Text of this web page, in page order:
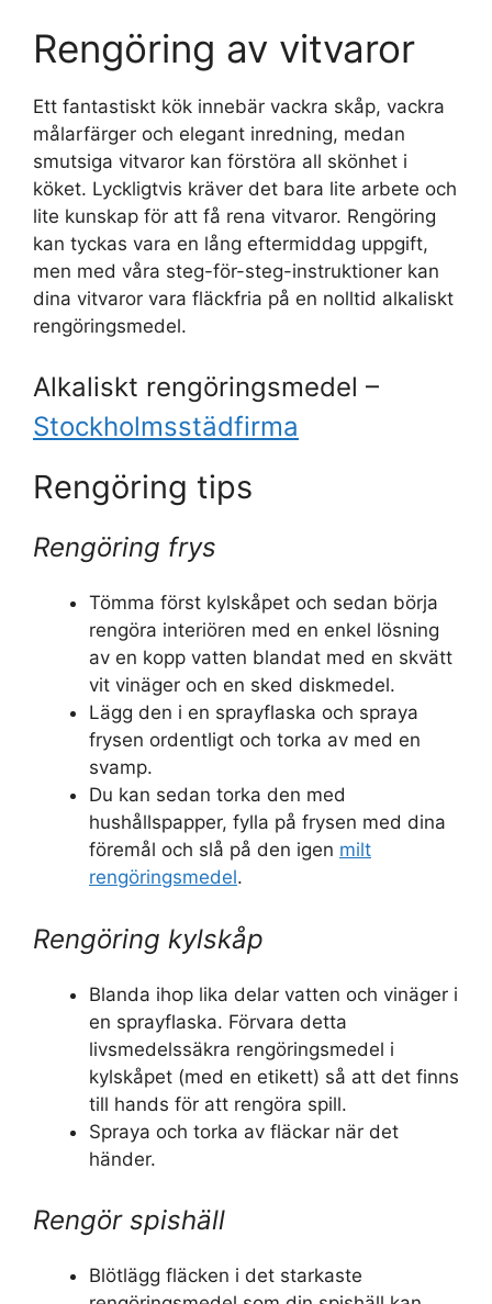
Rengöring av vitvaror
Ett fantastiskt kök innebär vackra skåp, vackra
målarfärger och elegant inredning, medan
smutsiga vitvaror kan förstöra all skönhet i
köket. Lyckligtvis kräver det bara lite arbete och
lite kunskap för att få rena vitvaror. Rengöring
kan tyckas vara en lång eftermiddag uppgift,
men med våra steg-för-steg-instruktioner kan
dina vitvaror vara fläckfria på en nolltid alkaliskt
rengöringsmedel.
Alkaliskt rengöringsmedel –
Stockholmsstädfirma
Rengöring tips
Rengöring frys
Tömma först kylskåpet och sedan börja
rengöra interiören med en enkel lösning
av en kopp vatten blandat med en skvätt
vit vinäger och en sked diskmedel.
Lägg den i en sprayflaska och spraya
frysen ordentligt och torka av med en
svamp.
Du kan sedan torka den med
hushållspapper, fylla på frysen med dina
föremål och slå på den igen milt
rengöringsmedel.
Rengöring kylskåp
Blanda ihop lika delar vatten och vinäger i
en sprayflaska. Förvara detta
livsmedelssäkra rengöringsmedel i
kylskåpet (med en etikett) så att det finns
till hands för att rengöra spill.
Spraya och torka av fläckar när det
händer.
Rengör spishäll
Blötlägg fläcken i det starkaste